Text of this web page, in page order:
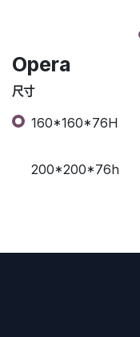
Opera
尺寸
160*160*76H
200*200*76h